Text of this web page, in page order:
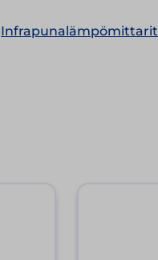
Infrapunalämpömittarit